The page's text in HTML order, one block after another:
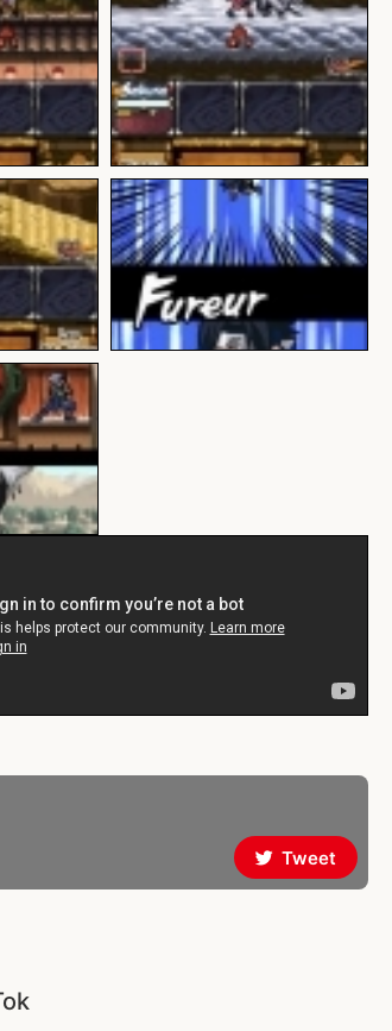
Tweet